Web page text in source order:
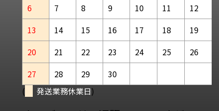
6
7 8 9 10 11
12
13
14 15 16 17 18
19
20
21 22 23 24 25
26
27
28 29
30
(
発送業務休業日)